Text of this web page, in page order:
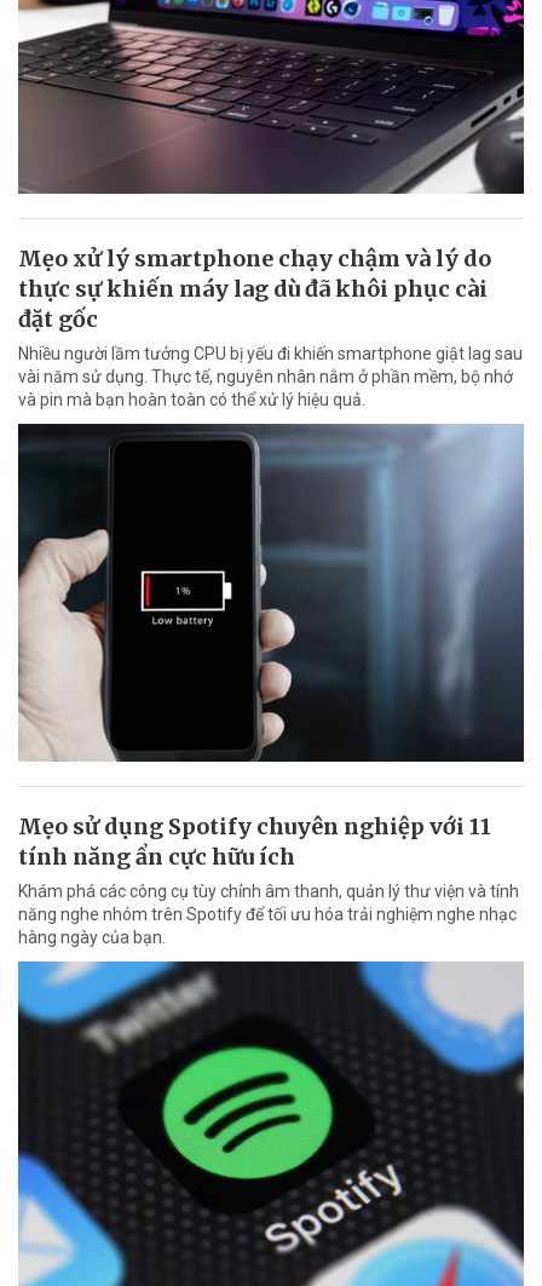
Mẹo xử lý smartphone chạy chậm và lý do
thực sự khiến máy lag dù đã khôi phục cài
đặt gốc
Nhiều người lầm tưởng CPU bị yếu đi khiến smartphone giật lag sau
vài năm sử dụng. Thực tế, nguyên nhân nằm ở phần mềm, bộ nhớ
và pin mà bạn hoàn toàn có thể xử lý hiệu quả.
Mẹo sử dụng Spotify chuyên nghiệp với 11
tính năng ẩn cực hữu ích
Khám phá các công cụ tùy chỉnh âm thanh, quản lý thư viện và tính
năng nghe nhóm trên Spotify để tối ưu hóa trải nghiệm nghe nhạc
hàng ngày của bạn.